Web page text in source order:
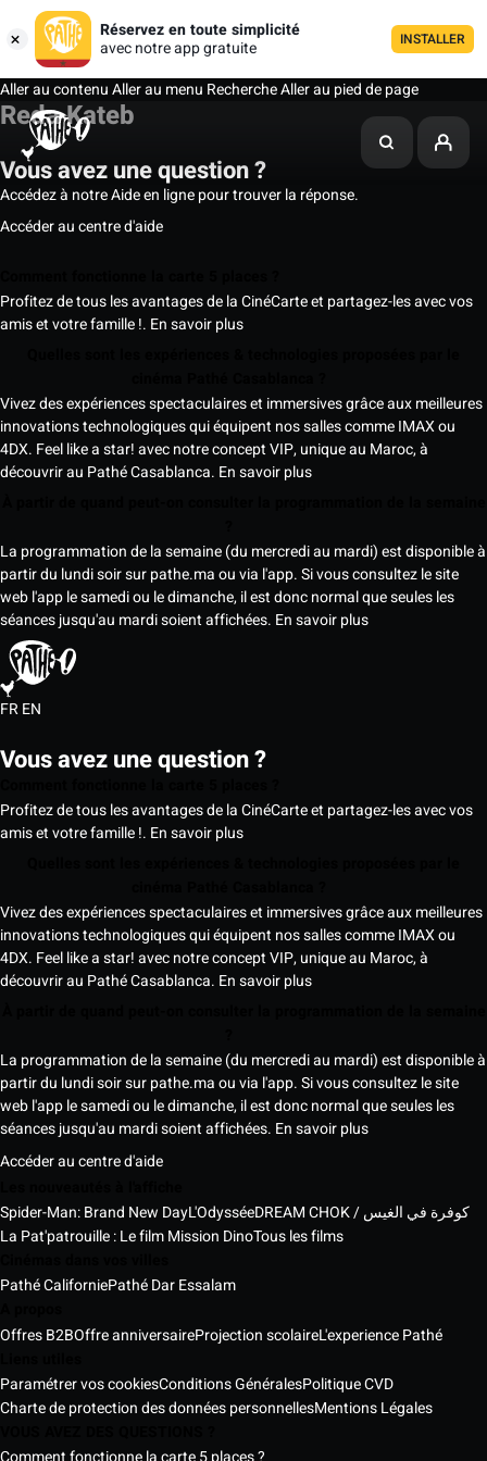
Réservez en toute simplicité
avec notre app gratuite
INSTALLER
Aller au contenuAller au menu RechercheAller au pied de page
Reda Kateb
Vous avez une question ?
Accédez à notre Aide en ligne pour trouver la réponse.
Accéder au centre d'aide
Profitez de tous les avantages de la CinéCarte et partagez-les avec vos
amis et votre famille !. En savoir plus
Vivez des expériences spectaculaires et immersives grâce aux meilleures
innovations technologiques qui équipent nos salles comme IMAX ou
4DX. Feel like a star! avec notre concept VIP, unique au Maroc, à
découvrir au Pathé Casablanca. En savoir plus
La programmation de la semaine (du mercredi au mardi) est disponible à
partir du lundi soir sur pathe.ma ou via l'app. Si vous consultez le site
web l'app le samedi ou le dimanche, il est donc normal que seules les
séances jusqu'au mardi soient affichées. En savoir plus
FREN
Vous avez une question ?
Profitez de tous les avantages de la CinéCarte et partagez-les avec vos
amis et votre famille !. En savoir plus
Vivez des expériences spectaculaires et immersives grâce aux meilleures
innovations technologiques qui équipent nos salles comme IMAX ou
4DX. Feel like a star! avec notre concept VIP, unique au Maroc, à
découvrir au Pathé Casablanca. En savoir plus
La programmation de la semaine (du mercredi au mardi) est disponible à
partir du lundi soir sur pathe.ma ou via l'app. Si vous consultez le site
web l'app le samedi ou le dimanche, il est donc normal que seules les
séances jusqu'au mardi soient affichées. En savoir plus
Accéder au centre d'aide
Spider-Man: Brand New DayL'Odyssée
DREAM CHOK / كوفرة في الغيس
La Pat'patrouille : Le film Mission DinoTous les films
Pathé CaliforniePathé Dar Essalam
Offres B2BOffre anniversaireProjection scolaireL'experience Pathé
Paramétrer vos cookiesConditions GénéralesPolitique CVD
Charte de protection des données personnellesMentions Légales